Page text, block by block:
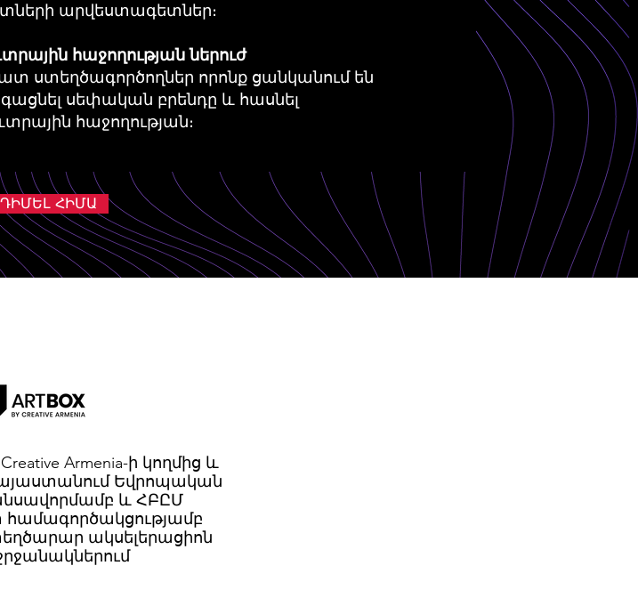
արվեստագետներ։
հաջողության ներուժ
ստեղծագործողներ որոնք ցանկանում են
սեփական բրենդը և հասնել
հաջողության։
ԴԻՄԵԼ ՀԻՄԱ
Armenia-ի կողմից և
Եվրոպական
և ՀԲԸՄ
ակսելերացիոն